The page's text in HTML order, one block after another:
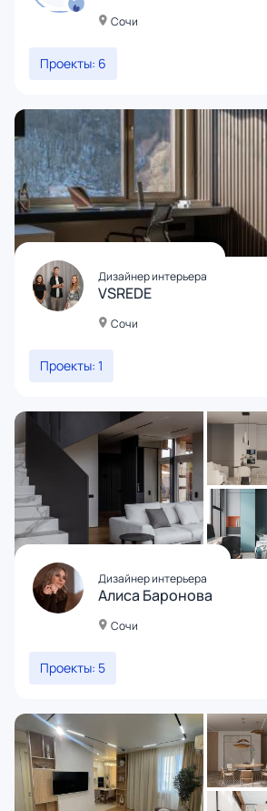
Сочи
Проекты: 6
Дизайнер интерьера
VSREDE
Сочи
Проекты: 1
Дизайнер интерьера
Алиса Баронова
Сочи
Проекты: 5